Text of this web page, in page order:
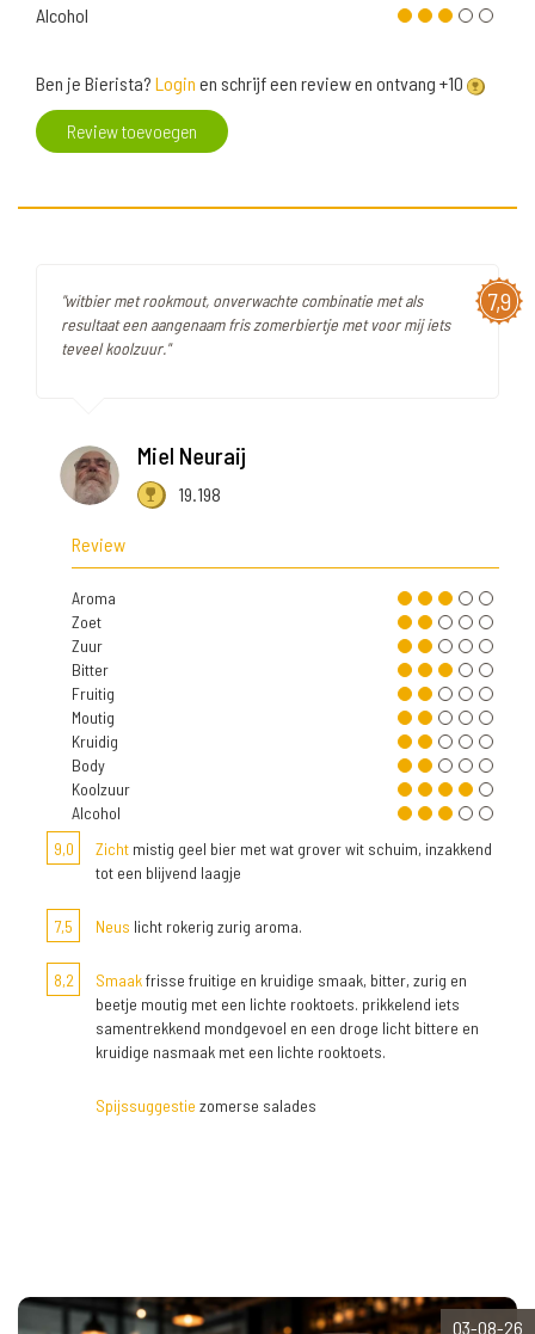
Alcohol
Ben je Bierista? Login en schrijf een review en ontvang +10
Review toevoegen
7,9
"witbier met rookmout, onverwachte combinatie met als
resultaat een aangenaam fris zomerbiertje met voor mij iets
teveel koolzuur."
Miel Neuraij
19.198
Review
Aroma
Zoet
Zuur
Bitter
Fruitig
Moutig
Kruidig
Body
Koolzuur
Alcohol
9,0
Zicht mistig geel bier met wat grover wit schuim, inzakkend
tot een blijvend laagje
7,5 Neus licht rokerig zurig aroma.
8,2 Smaakfrisse fruitige en kruidige smaak, bitter, zurig en
beetje moutig met een lichte rooktoets. prikkelend iets
samentrekkend mondgevoel en een droge licht bittere en
kruidige nasmaak met een lichte rooktoets.
Spijssuggestie zomerse salades
03-08-26